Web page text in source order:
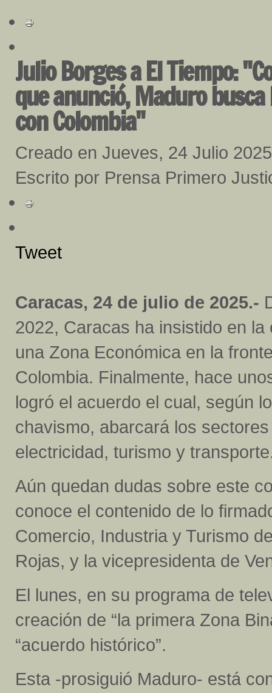
Julio Borges a El Tiempo:
que anunció, Maduro
con Colombia"
Creado en Jueves, 24 Julio 2025
Escrito por Prensa Primero
Tweet
Caracas, 24 de julio de 2025.-
2022, Caracas ha insistido en la
una Zona Económica en la
Colombia. Finalmente, hace
logró el acuerdo el cual, según
chavismo, abarcará los
electricidad, turismo y
Aún quedan dudas sobre este
conoce el contenido de lo
Comercio, Industria y Turismo
Rojas, y la vicepresidenta de
El lunes, en su programa de
creación de “la primera Zona
“acuerdo histórico”.
Esta -prosiguió Maduro- está